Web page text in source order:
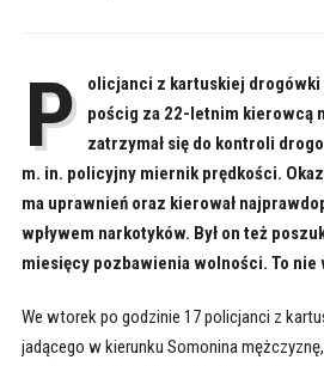
P
olicjanci z kartuskiej
pościg za 22-letnim kierowcą
zatrzymał się do kontroli
m. in. policyjny miernik prędkości.
ma uprawnień oraz kierował
wpływem narkotyków. Był on też
miesięcy pozbawienia wolności. To nie
We wtorek po godzinie 17 policjanci z
jadącego w kierunku Somonina